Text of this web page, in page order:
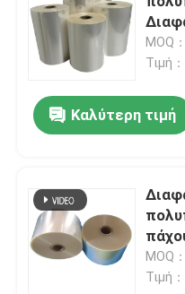
MOQ
Τιμή
Καλύτερη τιμή
MOQ
Τιμή